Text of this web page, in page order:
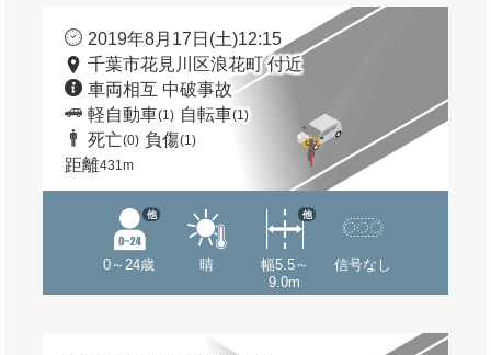
2019年8月17日(土)12:15
千葉市花見川区浪花町 付近
車両相互 中破事故
軽自動車(1) 自転車(1)
死亡(0) 負傷(1)
距離431m
0～24歳
他
晴
幅5.5～
9.0m
他
信号なし